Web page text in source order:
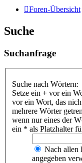
Foren-Übersicht
Suche
Suchanfrage
Suche nach Wörtern:
Setze ein + vor ein
vor ein Wort, das
mehrere Wörter
wenn nur eines der
ein * als Platzhalter
Nach allen
angegeben